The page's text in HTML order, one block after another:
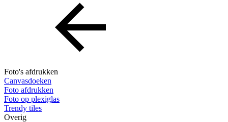
Foto's afdrukken
Canvasdoeken
Foto afdrukken
Foto op plexiglas
Trendy tiles
Overig